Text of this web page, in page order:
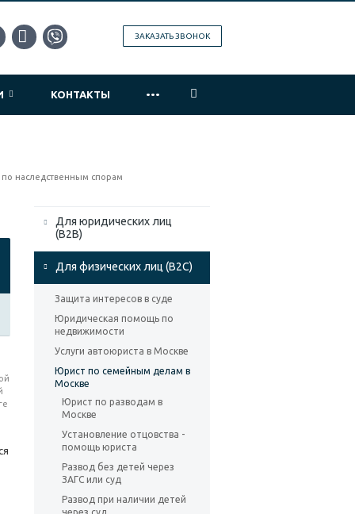
ЗАКАЗАТЬ ЗВОНОК
КОНТАКТЫ ...
наследственным спорам
Для юридических лиц
(B2B)
Для физических лиц (B2C)
Защита интересов в суде
Юридическая помощь по
недвижимости
Услуги автоюриста в Москве
Юрист по семейным делам в
Москве
Юрист по разводам в
Москве
Установление отцовства -
помощь юриста
Развод без детей через
ЗАГС или суд
Развод при наличии детей